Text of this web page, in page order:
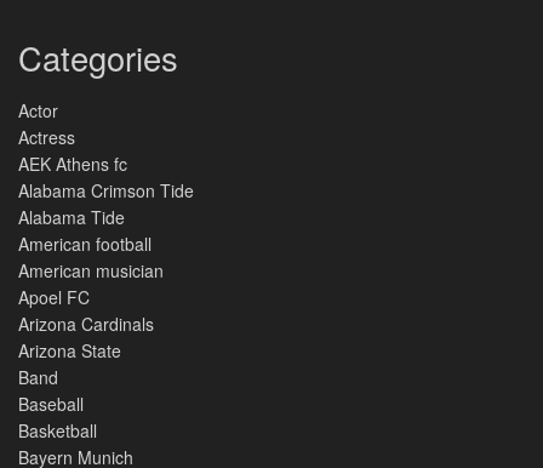
Categories
Actor
Actress
AEK Athens fc
Alabama Crimson Tide
Alabama Tide
American football
American musician
Apoel FC
Arizona Cardinals
Arizona State
Band
Baseball
Basketball
Bayern Munich